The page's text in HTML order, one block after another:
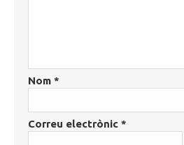
Nom *
Correu electrònic *